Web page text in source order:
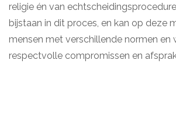
religie én van
bijstaan in dit proces, en kan op deze
mensen met verschillende normen en
respectvolle compromissen en